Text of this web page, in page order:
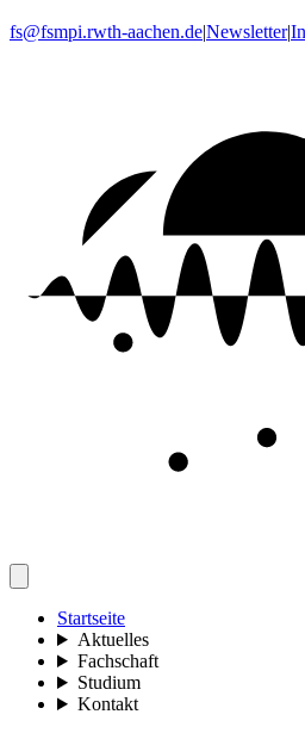
fs@fsmpi.rwth-aachen.de|Newsletter|
Startseite
Aktuelles
Fachschaft
Studium
Kontakt